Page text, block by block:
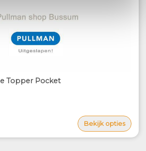
Topper Pocket
Bekijk opties